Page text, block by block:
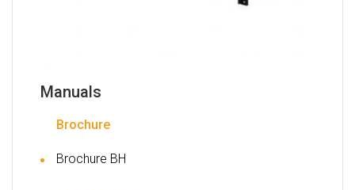
Manuals
Brochure
Brochure BH